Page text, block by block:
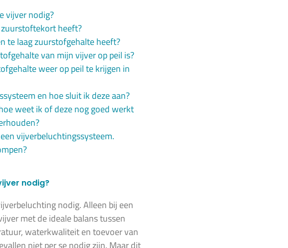
vijver nodig?
heeft?
te laag zuurstofgehalte heeft?
van mijn vijver op peil is?
weer op peil te krijgen in
en hoe sluit ik deze aan?
weet ik of deze nog goed werkt
vijverbeluchtingssysteem.
nodig?
nodig. Alleen bij een
met de ideale balans tussen
waterkwaliteit en toevoer van